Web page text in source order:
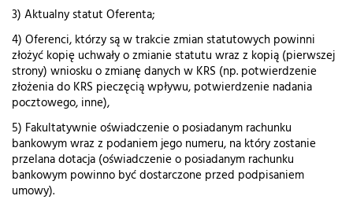
3) Aktualny statut Oferenta;
4) Oferenci, którzy są w trakcie zmian statutowych powinni
złożyć kopię uchwały o zmianie statutu wraz z kopią (pierwszej
strony) wniosku o zmianę danych w KRS (np. potwierdzenie
złożenia do KRS pieczęcią wpływu, potwierdzenie nadania
pocztowego, inne),
5) Fakultatywnie oświadczenie o posiadanym rachunku
bankowym wraz z podaniem jego numeru, na który zostanie
przelana dotacja (oświadczenie o posiadanym rachunku
bankowym powinno być dostarczone przed podpisaniem
umowy).